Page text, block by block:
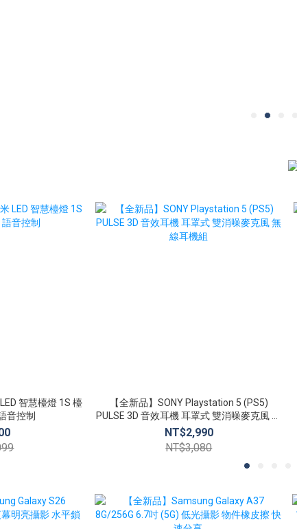
智慧檯燈 1S 檯
音控制
【全新品】SONY Playstation 5 (PS5)
PULSE 3D 音效耳機 耳罩式 雙消噪麥克風 無
線耳機組
NT$2,990
NT$3,080